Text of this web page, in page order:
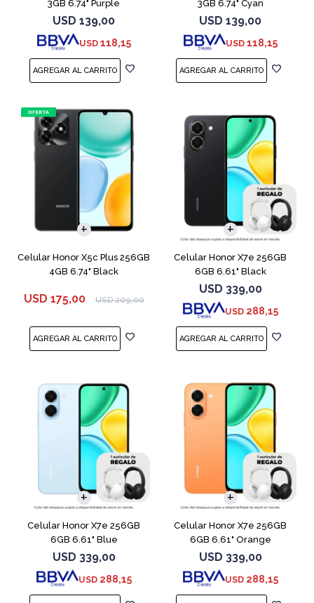
3GB 6.74" Purple
USD 139,00
USD 118,15
3GB 6.74" Cyan
USD 139,00
USD 118,15
Celular Honor X5c Plus 256GB
4GB 6.74" Black
USD 175,00 USD 209,00
COMPARAR
Celular Honor X7e 256GB
6GB 6.61" Black
USD 339,00
USD 288,15
COMPARAR
Celular Honor X7e 256GB
6GB 6.61" Blue
USD 339,00
USD 288,15
COMPARAR
Celular Honor X7e 256GB
6GB 6.61" Orange
USD 339,00
USD 288,15
COMPARAR